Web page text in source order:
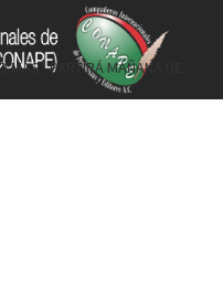
MÁS” PARTIRÁ MAÑANA DE